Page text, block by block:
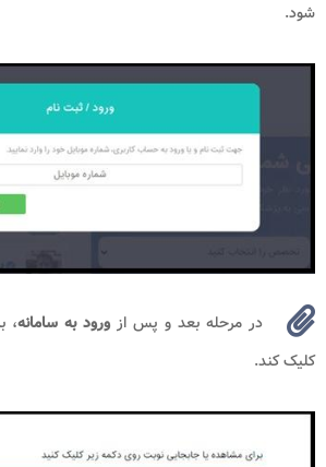
شود.
در مرحله بعد و پس از ورود به سامانه،
کلیک کند.